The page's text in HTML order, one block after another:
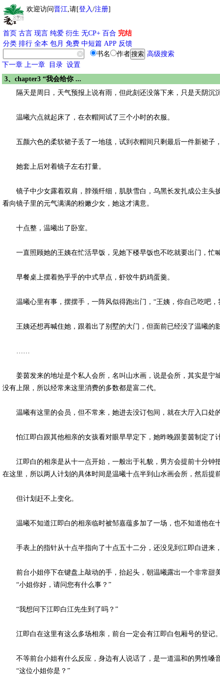
欢迎访问晋江,请[登入/注册]
首页 古言 现言 纯爱 衍生 无CP+ 百合 完结
分类 排行 全本 包月 免费 中短篇 APP 反馈
书名
作者
高级搜索
下一章 上一章 目录 设置
3、chapter3 “我会给你 ...
隔天是周日，天气预报上说有雨，但此刻还没落下来，只是天阴沉沉
温曦六点就起床了，在衣帽间试了三个小时的衣服。
五颜六色的柔软裙子丢了一地毯，试到衣帽间只剩最后一件新裙子，
她套上后对着镜子左右打量。
镜子中少女露着双肩，脖颈纤细，肌肤雪白，乌黑长发扎成公主头
看向镜子里的元气满满的粉嫩少女，她这才满意。
十点整，温曦出了卧室。
一直照顾她的王姨在忙活早饭，见她下楼早饭也不吃就要出门，忙
早餐桌上摆着热乎乎的中式早点，虾饺牛奶鸡蛋羹。
温曦心里有事，摆摆手，一阵风似得跑出门，“王姨，你自己吃吧，
王姨还想再喊住她，跟着出了别墅的大门，但面前已经没了温曦的影
……
姜茵发来的地址是个私人会所，名叫山水画，说是会所，其实是宁
没有上限，所以经常来这里消费的多数都是富二代。
温曦有这里的会员，但不常来，她进去没订包间，就在大厅入口处的
怕江即白跟其他相亲的女孩看对眼早早定下，她昨晚跟姜茵制定了计
江即白的相亲是从十一点开始，一般出于礼貌，男方会提前十分钟
在这里，所以两人计划的具体时间是温曦十点半到山水画会所，然后提
但计划赶不上变化。
温曦不知道江即白的相亲临时被邹嘉蕴多加了一场，也不知道他在十
手表上的指针从十点半指向了十点五十二分，还没见到江即白进来
前台小姐停下在键盘上敲动的手，抬起头，朝温曦露出一个非常甜美
“小姐你好，请问您有什么事？”
“我想问下江即白江先生到了吗？”
江即白在这里有这么多场相亲，前台一定会有江即白包厢号的登记。
不等前台小姐有什么反应，身边有人说话了，是一道温和的男性嗓音
“这位小姐你是？”